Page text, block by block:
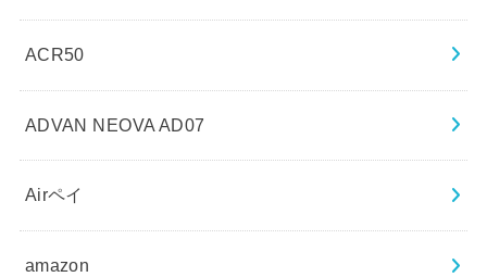
ACR50
ADVAN NEOVA AD07
Airペイ
amazon